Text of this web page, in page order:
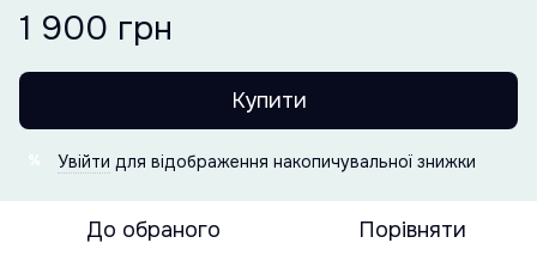
1 900 грн
Купити
Увійти для відображення накопичувальної знижки
До обраного Порівняти